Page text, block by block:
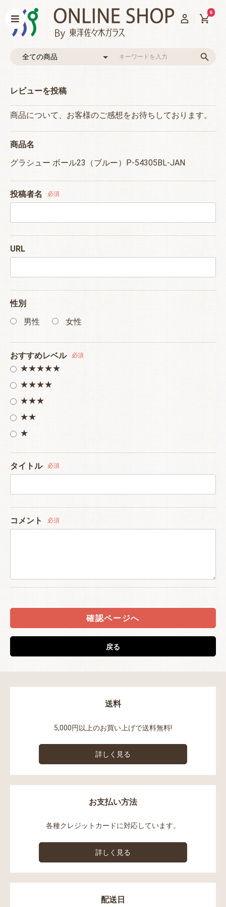
0
レビューを投稿
商品について、お客様のご感想をお待ちしております。
商品名
グラシュー ボール23（ブルー）P-54305BL-JAN
投稿者名 必須
URL
性別
男性
女性
おすすめレベル 必須
★★★★★
★★★★
★★★
★★
★
タイトル 必須
コメント 必須
確認ページへ
戻る
送料
5,000円以上のお買い上げで送料無料!
詳しく見る
お支払い方法
各種クレジットカードに対応しています。
詳しく見る
配送日